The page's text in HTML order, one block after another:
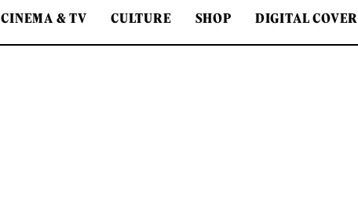
CINEMA & TV CULTURE SHOP DIGITAL COVER